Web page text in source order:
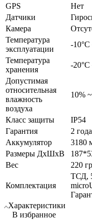
GPS
Нет
Датчики
Камера
Температура
эксплуатации
-10°C
Температура
хранения
-20°С
Допустимая
относительная
влажность
воздуха
10%
Класс защиты
IP54
Гарантия
2 года
Аккумулятор
3180
Размеры ДхШхВ
Вес
220 гр
Комплектация
ТСД,
Характеристики
В избранное